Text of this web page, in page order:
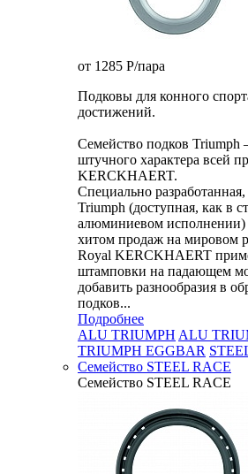
от 1285 P/пара
Подковы для конного
достижений.
Семейство подков Triumph
штучного характера всей
KERCKHAERT.
Специально разработанная,
Triumph (доступная, как в
алюминиевом исполнении)
хитом продаж на мировом
Royal KERCKHAERT
штамповки на падающем
добавить разнообразия в
подков...
Подробнее
ALU TRIUMPH ALU
TRIUMPH EGGBAR
Семейство STEEL RACE
Семейство STEEL RACE